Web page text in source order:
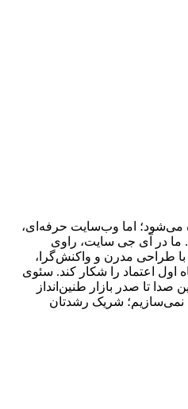
اما وب‌سایت حرفه‌ای،
ما در آی‌ جی‌ سایت، راوی
طراحی مدرن و واکنش‌گرا،
اول اعتماد را شکار کند. سئوی
صدا تا صدر بازار طنین‌انداز
شریک رشدتان